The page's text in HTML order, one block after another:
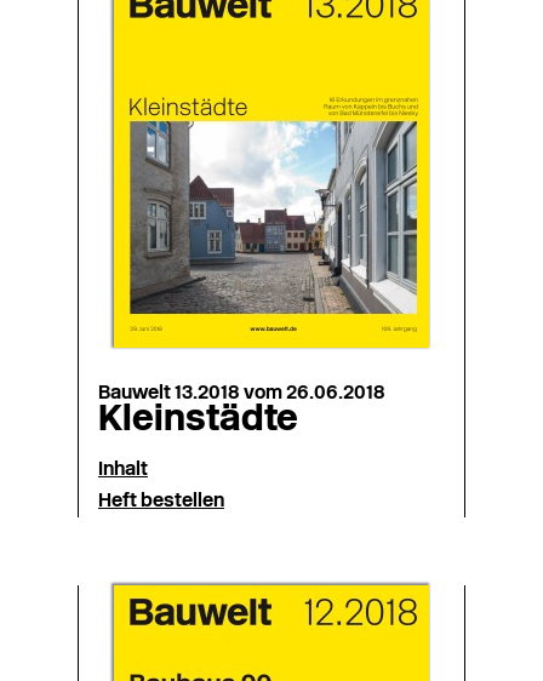
Bauwelt 13.2018 vom 26.06.2018
Kleinstädte
Inhalt
Heft bestellen